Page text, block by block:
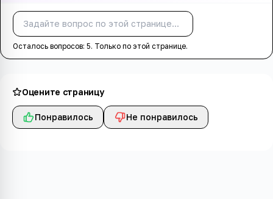
Осталось вопросов: 5. Только по этой странице.
Оцените страницу
Понравилось Не понравилось